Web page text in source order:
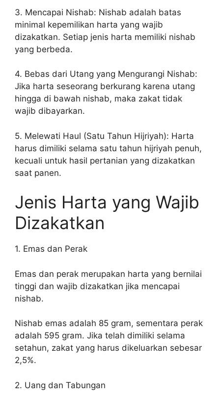
3. Mencapai Nishab: Nishab adalah batas
minimal kepemilikan harta yang wajib
dizakatkan. Setiap jenis harta memiliki nishab
yang berbeda.
4. Bebas dari Utang yang Mengurangi Nishab:
Jika harta seseorang berkurang karena utang
hingga di bawah nishab, maka zakat tidak
wajib dibayarkan.
5. Melewati Haul (Satu Tahun Hijriyah): Harta
harus dimiliki selama satu tahun hijriyah penuh,
kecuali untuk hasil pertanian yang dizakatkan
saat panen.
Jenis Harta yang Wajib
Dizakatkan
1. Emas dan Perak
Emas dan perak merupakan harta yang bernilai
tinggi dan wajib dizakatkan jika mencapai
nishab.
Nishab emas adalah 85 gram, sementara perak
adalah 595 gram. Jika telah dimiliki selama
setahun, zakat yang harus dikeluarkan sebesar
2,5%.
2. Uang dan Tabungan